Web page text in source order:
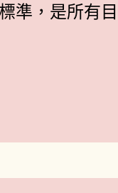
準，是所有目